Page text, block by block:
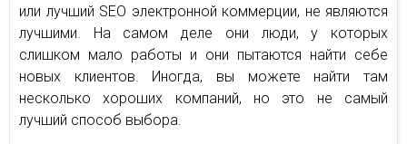
или лучший SEO электронной коммерции, не являются
лучшими. На самом деле они люди, у которых
слишком мало работы и они пытаются найти себе
новых клиентов. Иногда, вы можете найти там
несколько хороших компаний, но это не самый
лучший способ выбора.